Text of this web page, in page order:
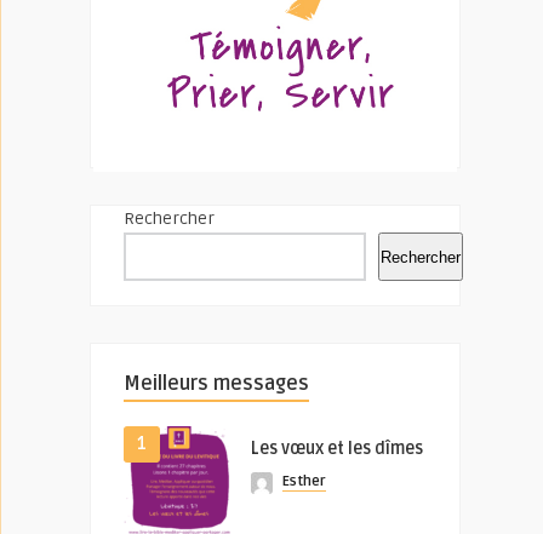
Rechercher
Rechercher
Meilleurs messages
1 Les vœux et les dîmes
Esther